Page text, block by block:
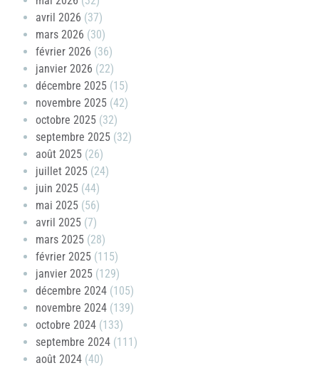
avril 2026 (37)
mars 2026 (30)
février 2026 (36)
janvier 2026 (22)
décembre 2025 (15)
novembre 2025 (42)
octobre 2025 (32)
septembre 2025 (32)
août 2025 (26)
juillet 2025 (24)
juin 2025 (44)
mai 2025 (56)
avril 2025 (7)
mars 2025 (28)
février 2025 (115)
janvier 2025 (129)
décembre 2024 (105)
novembre 2024 (139)
octobre 2024 (133)
septembre 2024 (111)
août 2024 (40)